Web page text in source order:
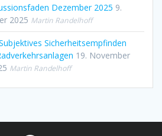
Dezember 2025 9.
2025 Martin Randelhoff
Sicherheitsempfinden
19. November
Martin Randelhoff